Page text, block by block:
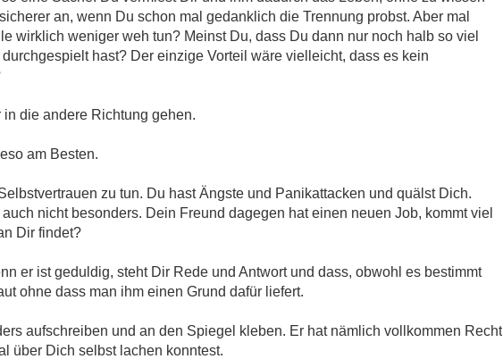
an, wenn Du schon mal gedanklich die Trennung probst. Aber mal
wirklich weniger weh tun? Meinst Du, dass Du dann nur noch halb so viel
hast? Der einzige Vorteil wäre vielleicht, dass es kein
die andere Richtung gehen.
am Besten.
zu tun. Du hast Ängste und Panikattacken und quälst Dich.
nicht besonders. Dein Freund dagegen hat einen neuen Job, kommt viel
Dir findet?
er ist geduldig, steht Dir Rede und Antwort und dass, obwohl es bestimmt
ohne dass man ihm einen Grund dafür liefert.
aufschreiben und an den Spiegel kleben. Er hat nämlich vollkommen Recht
über Dich selbst lachen konntest.